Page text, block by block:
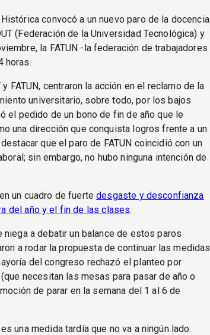
convocó a un nuevo paro de la docencia
(Federación de la Universidad Tecnológica) y
la FATUN -la federación de trabajadores
horas.
FATUN, centraron la acción en el reclamo de la
universitario, sobre todo, por los bajos
el pedido de un bono de fin de año que le
una dirección que conquista logros frente a un
que el paro de FATUN coincidió con un
sin embargo, no hubo ninguna intención de
un cuadro de fuertedesgaste y desconfianza
del año y el fin de las clases.
a debatir un balance de estos paros
a rodar la propuesta de continuar las medidas
del congreso rechazó el planteo por
necesitan las mesas para pasar de año o
de parar en la semana del 1 al 6 de
una medida tardía que no va a ningún lado.